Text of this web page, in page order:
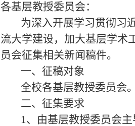
各基层教授委员会：
为深入开展学习贯彻习
流大学建设，加大基层学术
员会征集相关新闻稿件。
一、征稿对象
全校各基层教授委员会。
二、征集要求
1、由基层教授委员会